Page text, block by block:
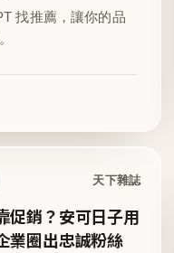
找推薦，讓你的品
天下雜誌
促銷？安可日子用
業圈出忠誠粉絲